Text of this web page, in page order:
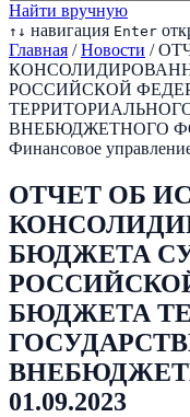
Найти вручную
↑ ↓ навигация Enter
Главная / Новости /
РОССИЙСКОЙ
ВНЕБЮДЖЕТНОГО
Финансовое
ОТЧЕТ ОБ
БЮДЖЕТА
БЮДЖЕТА
01.09.2023